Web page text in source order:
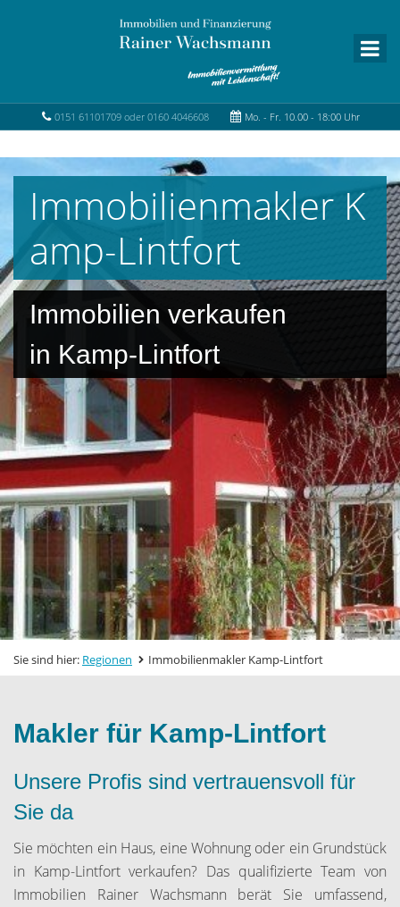
0151 61101709 oder 0160 4046608 Mo. - Fr. 10.00 - 18:00 Uhr
Immobilienmakler K
amp-Lintfort
Immobilien verkaufen
in Kamp-Lintfort
Sie sind hier: Regionen Immobilienmakler Kamp-Lintfort
Makler für Kamp-Lintfort
Unsere Profis sind vertrauensvoll für
Sie da
Sie möchten ein Haus, eine Wohnung oder ein Grundstück
in Kamp-Lintfort verkaufen? Das qualifizierte Team von
Immobilien Rainer Wachsmann berät Sie umfassend,